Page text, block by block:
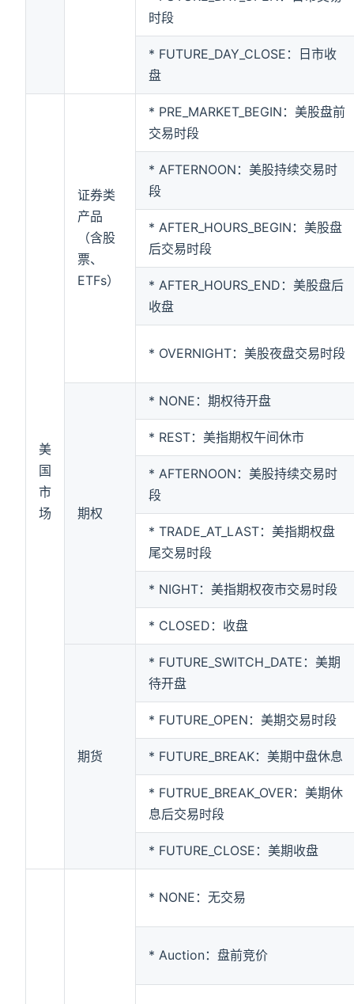
时段
* FUTURE_DAY_CLOSE：日市收
盘
美
国
市
场
证券类
产品
（含股
票、
ETFs）
* PRE_MARKET_BEGIN：美股盘前
交易时段
* AFTERNOON：美股持续交易时
段
* AFTER_HOURS_BEGIN：美股盘
后交易时段
* AFTER_HOURS_END：美股盘后
收盘
* OVERNIGHT：美股夜盘交易时段
期权
* NONE：期权待开盘
* REST：美指期权午间休市
* AFTERNOON：美股持续交易时
段
* TRADE_AT_LAST：美指期权盘
尾交易时段
* NIGHT：美指期权夜市交易时段
* CLOSED：收盘
期货
* FUTURE_SWITCH_DATE：美期
待开盘
* FUTURE_OPEN：美期交易时段
* FUTURE_BREAK：美期中盘休息
* FUTRUE_BREAK_OVER：美期休
息后交易时段
* FUTURE_CLOSE：美期收盘
* NONE：无交易
* Auction：盘前竞价